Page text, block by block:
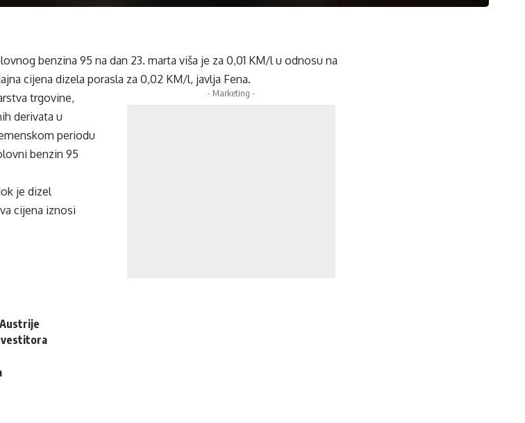
benzina 95 na dan 23. marta viša je za 0,01 KM/l u odnosu na
cijena dizela porasla za 0,02 KM/l, javlja Fena.
- Marketing -
trgovine,
derivata u
periodu
benzin 95
je dizel
cijena iznosi